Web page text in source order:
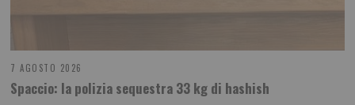
7 AGOSTO 2026
Spaccio: la polizia sequestra 33 kg di hashish